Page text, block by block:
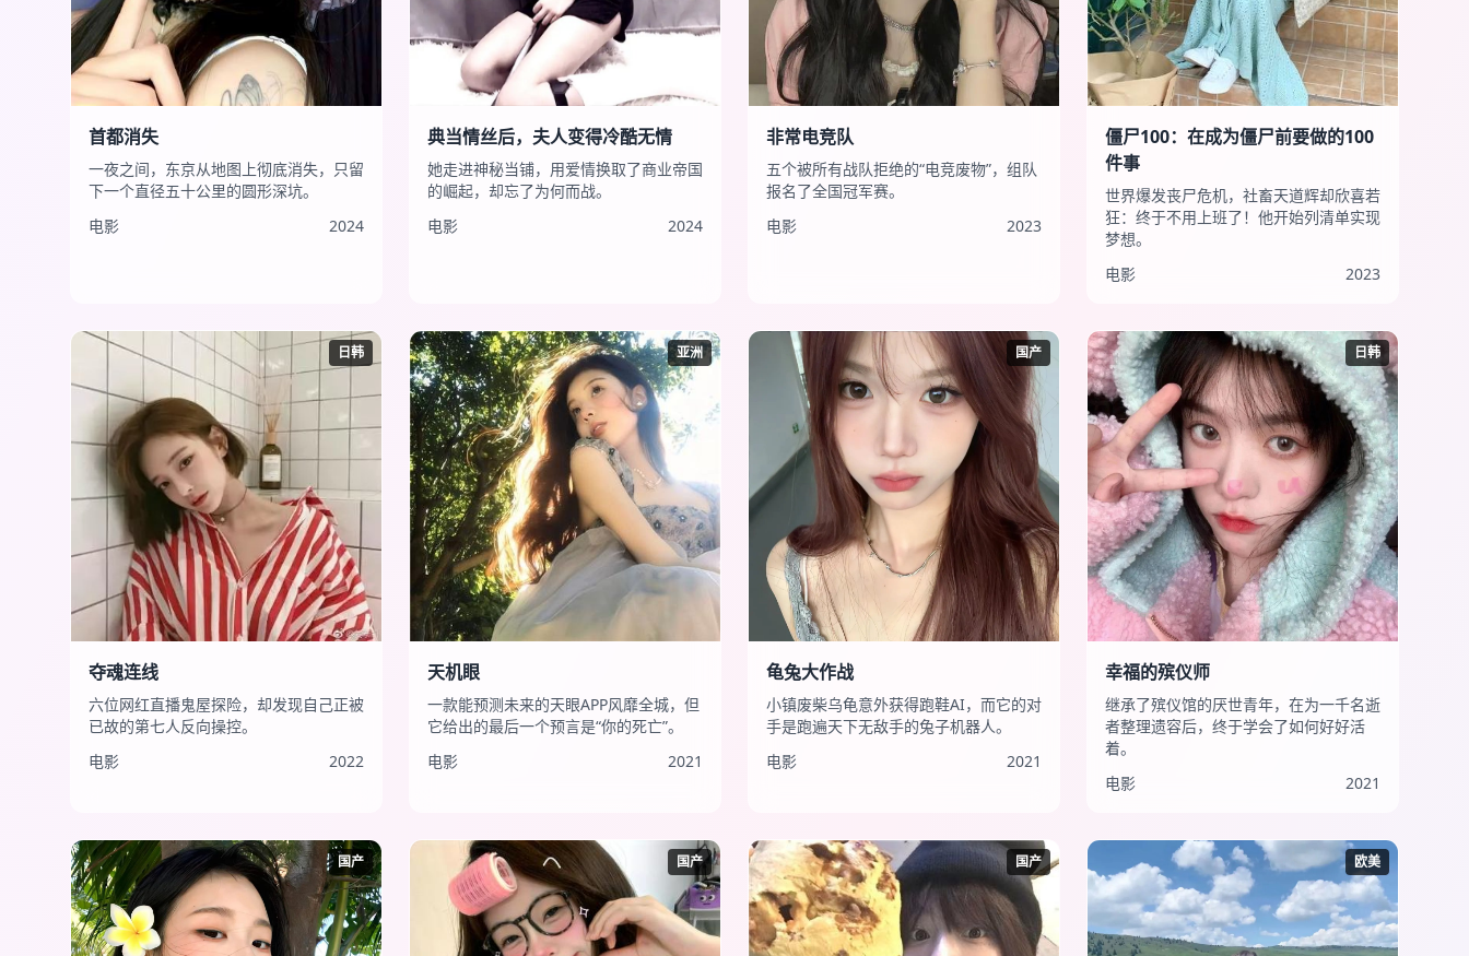
首都消失
一夜之间，东京从地图上彻底消失，只留
下一个直径五十公里的圆形深坑。
电影
2024
典当情丝后，夫人变得冷酷无情
她走进神秘当铺，用爱情换取了商业帝国
的崛起，却忘了为何而战。
电影
2024
非常电竞队
五个被所有战队拒绝的“电竞废物”，组队
报名了全国冠军赛。
电影
2023
僵尸100：在成为僵尸前要做的100
件事
世界爆发丧尸危机，社畜天道辉却欣喜若
狂：终于不用上班了！他开始列清单实现
梦想。
电影
2023
日韩
夺魂连线
六位网红直播鬼屋探险，却发现自己正被
已故的第七人反向操控。
电影
2022
亚洲
天机眼
一款能预测未来的天眼APP风靡全城，但
它给出的最后一个预言是“你的死亡”。
电影
2021
国产
龟兔大作战
小镇废柴乌龟意外获得跑鞋AI，而它的对
手是跑遍天下无敌手的兔子机器人。
电影
2021
日韩
幸福的殡仪师
继承了殡仪馆的厌世青年，在为一千名逝
者整理遗容后，终于学会了如何好好活
着。
电影
2021
国产 国产 国产 欧美